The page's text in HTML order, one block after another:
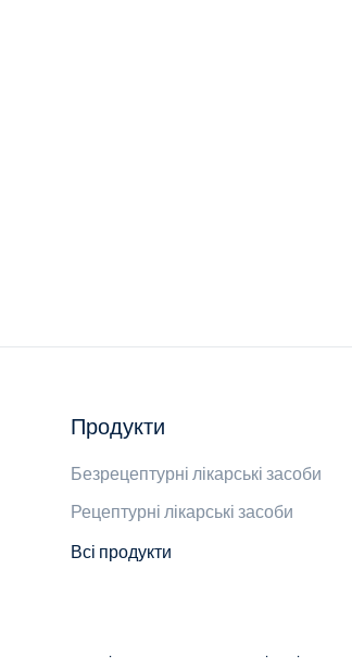
Продукти
Безрецептурні лікарські засоби
Рецептурні лікарські засоби
Всі продукти